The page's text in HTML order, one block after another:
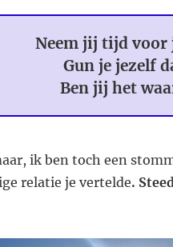
Neem jij tijd voor
Gun je jezelf
Ben jij het
ik ben toch een
relatie je vertelde.